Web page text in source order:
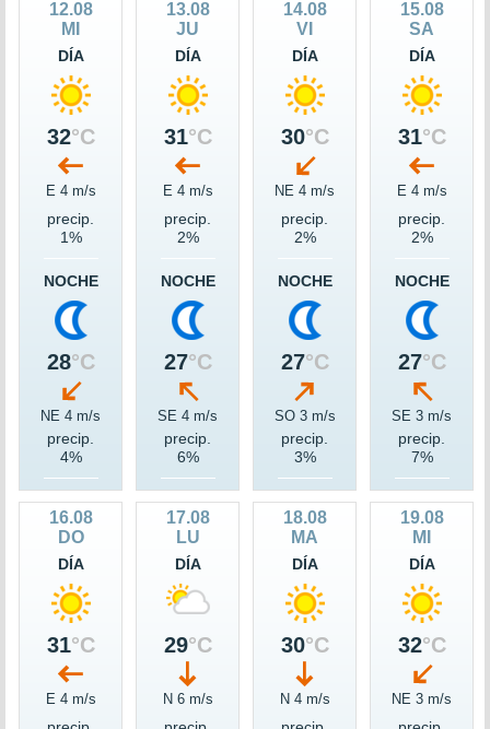
12.08
MI
DÍA
32°C
E 4 m/s
precip.
1%
NOCHE
28°C
NE 4 m/s
precip.
4%
13.08
JU
DÍA
31°C
E 4 m/s
precip.
2%
NOCHE
27°C
SE 4 m/s
precip.
6%
14.08
VI
DÍA
30°C
NE 4 m/s
precip.
2%
NOCHE
27°C
SO 3 m/s
precip.
3%
15.08
SA
DÍA
31°C
E 4 m/s
precip.
2%
NOCHE
27°C
SE 3 m/s
precip.
7%
16.08
DO
DÍA
31°C
E 4 m/s
17.08
LU
DÍA
29°C
N 6 m/s
18.08
MA
DÍA
30°C
N 4 m/s
19.08
MI
DÍA
32°C
NE 3 m/s